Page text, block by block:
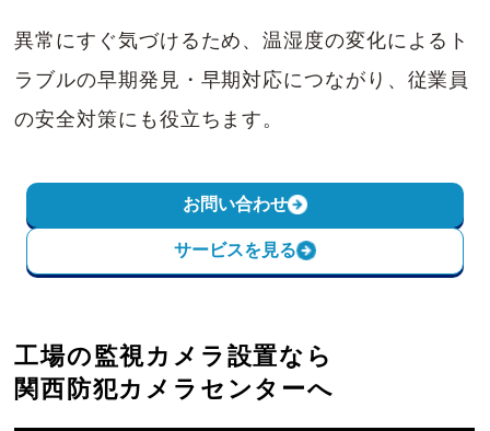
異常にすぐ気づけるため、温湿度の変化によるト
ラブルの早期発見・早期対応につながり、従業員
の安全対策にも役立ちます。
お問い合わせ
サービスを見る
工場の監視カメラ設置なら
関西防犯カメラセンターへ